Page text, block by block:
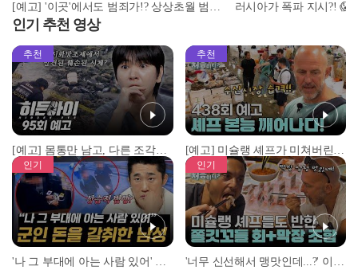
[예고] '이곳'에서도 범죄가!? 상상초월 범행 트리거는?
인기 추천 영상
추천
[예고] 몸통만 남고, 다른 조각은 어디에..? 시화호에서 드러난 충격적인 토막 살인사건!
추천
[예고] 미슐랭 셰프가 미쳐버린 이유! 본능이 깨어난 사건은?
인기 인기